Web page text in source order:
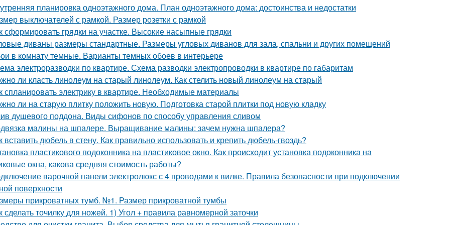
планировка одноэтажного дома. План одноэтажного дома: достоинства и недостатки
выключателей с рамкой. Размер розетки с рамкой
сформировать грядки на участке. Высокие насыпные грядки
диваны размеры стандартные. Размеры угловых диванов для зала, спальни и других помещений
в комнату темные. Варианты темных обоев в интерьере
электроразводки по квартире. Схема разводки электропроводки в квартире по габаритам
ли класть линолеум на старый линолеум. Как стелить новый линолеум на старый
спланировать электрику в квартире. Необходимые материалы
ли на старую плитку положить новую. Подготовка старой плитки под новую кладку
душевого поддона. Виды сифонов по способу управления сливом
малины на шпалере. Выращивание малины: зачем нужна шпалера?
вставить дюбель в стену. Как правильно использовать и крепить дюбель-гвоздь?
пластикового подоконника на пластиковое окно. Как происходит установка подоконника на
окна, какова средняя стоимость работы?
варочной панели электролюкс с 4 проводами к вилке. Правила безопасности при подключении
поверхности
прикроватных тумб. №1. Размер прикроватной тумбы
сделать точилку для ножей. 1) Угол + правила равномерной заточки